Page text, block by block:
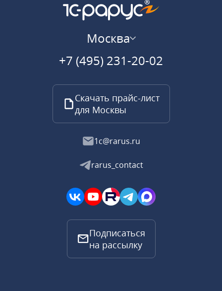
Москва
+7 (495) 231-20-02
Скачать прайс-лист
для Москвы
1c@rarus.ru
rarus_contact
Подписаться
на рассылку